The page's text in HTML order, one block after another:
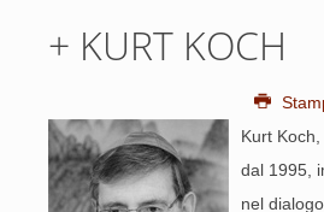
+ KURT KOCH
Kurt
dal 1995,
nel